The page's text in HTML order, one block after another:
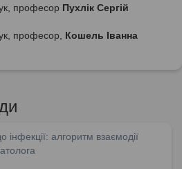
професор Пухлік Сергій
професор, Кошель Іванна
інфекції: алгоритм взаємодії